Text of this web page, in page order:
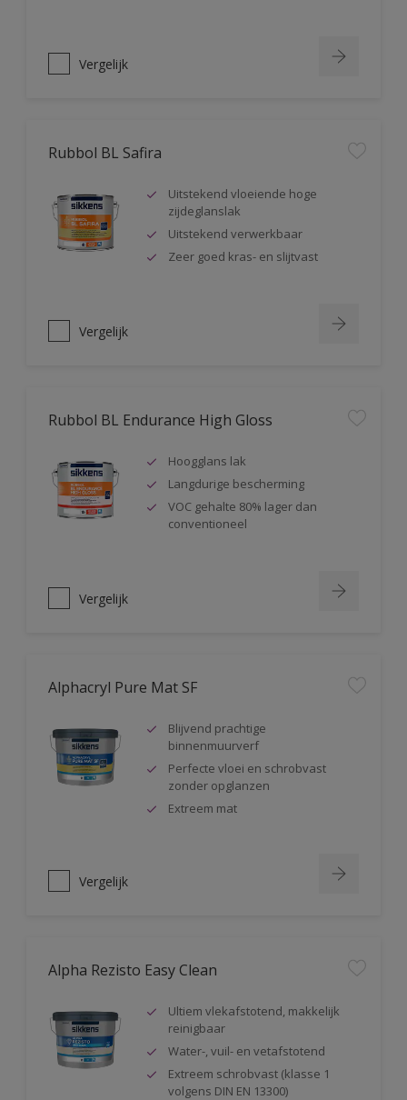
Vergelijk
Rubbol BL Safira
Uitstekend vloeiende hoge
zijdeglanslak
Uitstekend verwerkbaar
Zeer goed kras- en slijtvast
Vergelijk
Rubbol BL Endurance High Gloss
Hoogglans lak
Langdurige bescherming
VOC gehalte 80% lager dan
conventioneel
Vergelijk
Alphacryl Pure Mat SF
Blijvend prachtige
binnenmuurverf
Perfecte vloei en schrobvast
zonder opglanzen
Extreem mat
Vergelijk
Alpha Rezisto Easy Clean
Ultiem vlekafstotend, makkelijk
reinigbaar
Water-, vuil- en vetafstotend
Extreem schrobvast (klasse 1
volgens DIN EN 13300)